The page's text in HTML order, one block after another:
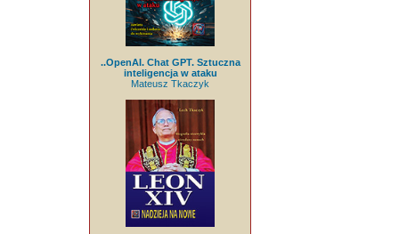
..OpenAI. Chat GPT. Sztuczna
inteligencja w ataku
Mateusz Tkaczyk